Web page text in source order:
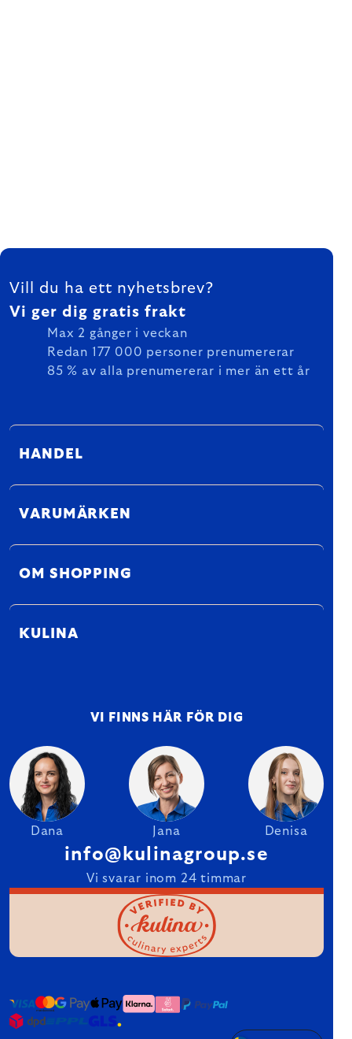
FOOTER
Vill du ha ett nyhetsbrev?
Vi ger dig gratis frakt
Max 2 gånger i veckan
Redan 177 000 personer prenumererar
85 % av alla prenumererar i mer än ett år
HANDEL
VARUMÄRKEN
OM SHOPPING
KULINA
VI FINNS HÄR FÖR DIG
Dana Jana Denisa
info@kulinagroup.se
Vi svarar inom 24 timmar